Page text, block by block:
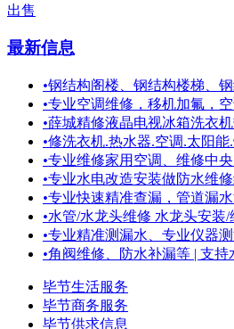
出售
最新信息
•钢结构阁楼、钢结构楼梯、
•专业空调维修，移机加氟，
•薛城精修液晶电视冰箱洗衣
•修洗衣机.热水器.空调.太阳能
•专业维修家用空调、维修中央
•专业水电改造安装做防水维
•专业快速精准查漏，管道漏
•水管/水龙头维修 水龙头安装/
•专业精准测漏水、专业仪器
•角阀维修、防水补漏等 | 支持
毕节生活服务
毕节商务服务
毕节供求信息